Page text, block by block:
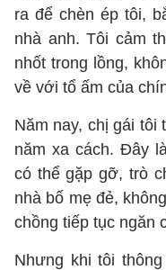
ra để chèn ép tôi,
nhà anh. Tôi cảm
nhốt trong lồng,
về với tổ ấm của
Năm nay, chị gái
năm xa cách. Đây
có thể gặp gỡ, trò
nhà bố mẹ đẻ,
chồng tiếp tục ngăn
Nhưng khi tôi